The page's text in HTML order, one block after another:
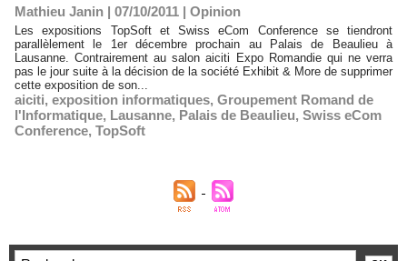
Mathieu Janin | 07/10/2011 | Opinion
Les expositions TopSoft et Swiss eCom Conference se tiendront
parallèlement le 1er décembre prochain au Palais de Beaulieu à
Lausanne. Contrairement au salon aiciti Expo Romandie qui ne verra
pas le jour suite à la décision de la société Exhibit & More de supprimer
cette exposition de son...
aiciti, exposition informatiques, Groupement Romand de
l'Informatique, Lausanne, Palais de Beaulieu, Swiss eCom
Conference, TopSoft